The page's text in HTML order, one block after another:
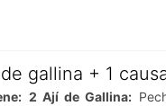
gallina + 1
2 Ají de Gallina: